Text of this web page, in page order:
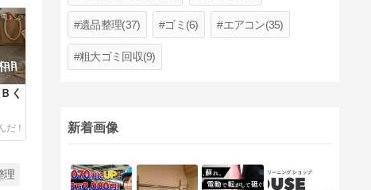
く
理
遺品整理(37) ゴミ(6) エアコン(35)
粗大ゴミ回収(9)
新着画像